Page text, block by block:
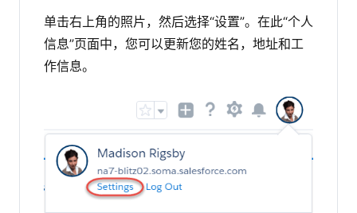
单击右上角的照片，然后选择“设置”。在此“个人
信息”页面中，您可以更新您的姓名，地址和工
作信息。